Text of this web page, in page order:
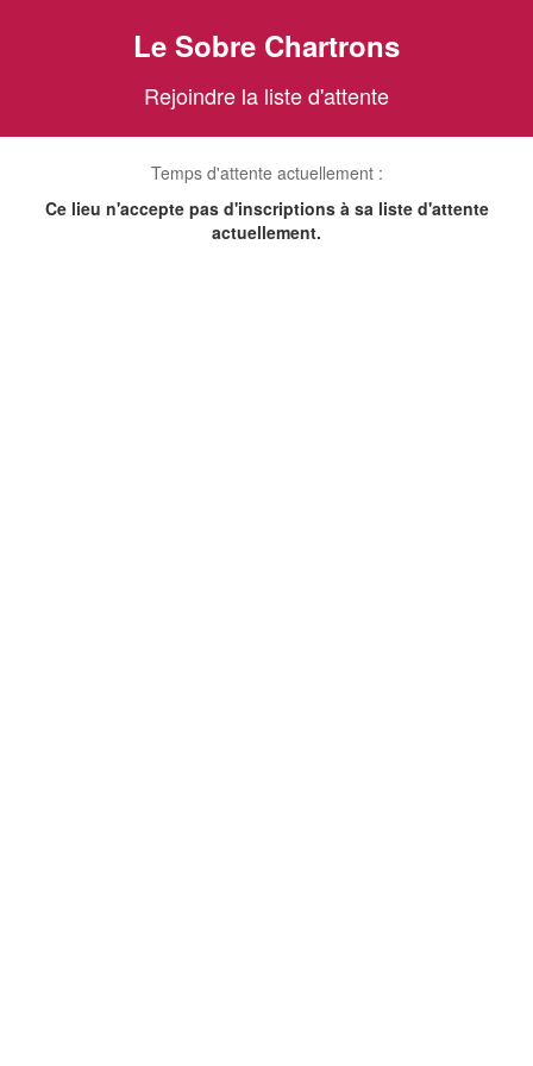
Le Sobre Chartrons
Rejoindre la liste d'attente
Temps d'attente actuellement :
Ce lieu n'accepte pas d'inscriptions à sa liste d'attente
actuellement.